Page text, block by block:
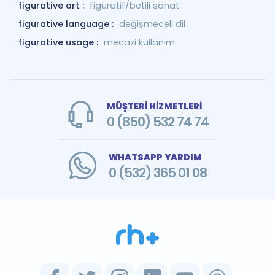
figurative art : figüratif/betili sanat
figurative language : değişmeceli dil
figurative usage : mecazi kullanım
MÜŞTERİ HİZMETLERİ
0 (850) 532 74 74
WHATSAPP YARDIM
0 (532) 365 01 08